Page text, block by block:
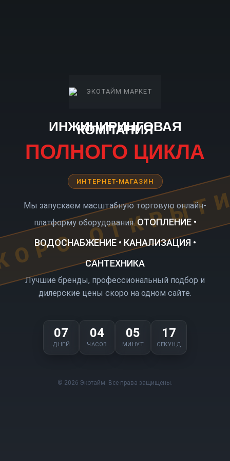
ИНЖИНИРИНГОВАЯ
КОМПАНИЯ
ПОЛНОГО ЦИКЛА
ИНТЕРНЕТ-МАГАЗИН
Мы запускаем масштабную торговую онлайн-
платформу оборудования. ОТОПЛЕНИЕ •
ВОДОСНАБЖЕНИЕ • КАНАЛИЗАЦИЯ •
САНТЕХНИКА
Лучшие бренды, профессиональный подбор и
дилерские цены скоро на одном сайте.
07
ДНЕЙ
04
ЧАСОВ
05
МИНУТ
17
СЕКУНД
© 2026 Экотайм. Все права защищены.